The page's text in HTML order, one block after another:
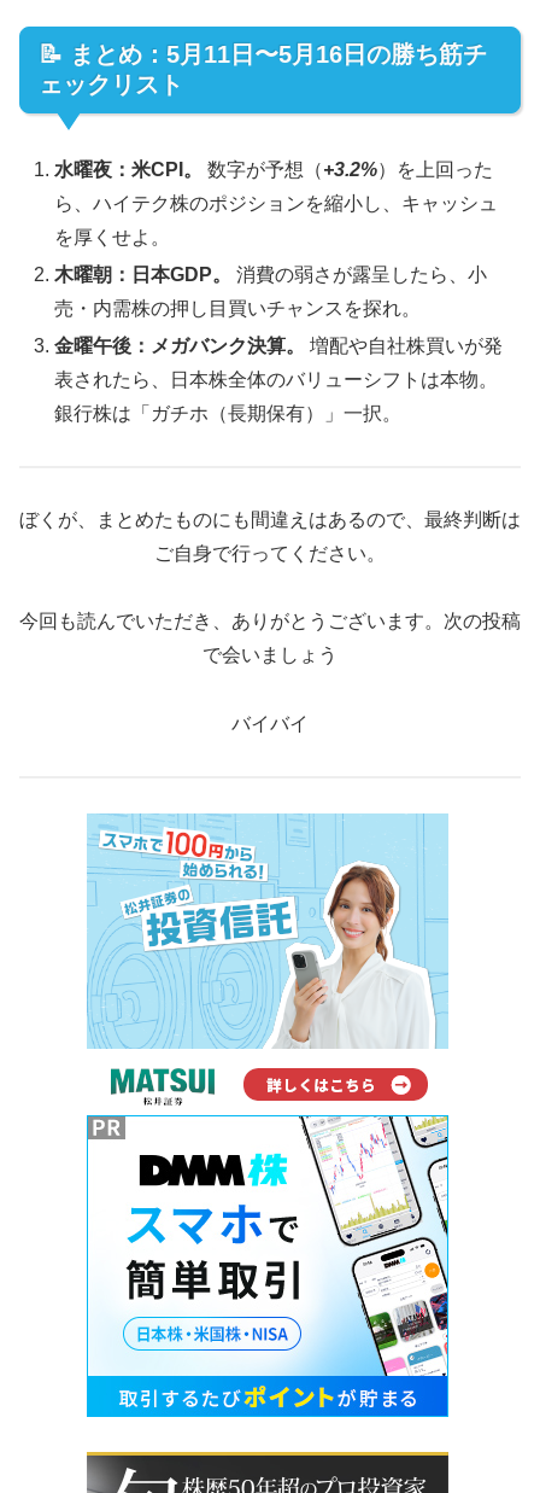
📝 まとめ：5月11日〜5月16日の勝ち筋チ
ェックリスト
水曜夜：米CPI。 数字が予想（+3.2%）を上回った
ら、ハイテク株のポジションを縮小し、キャッシュ
を厚くせよ。
木曜朝：日本GDP。
消費の弱さが露呈したら、小
売・内需株の押し目買いチャンスを探れ。
金曜午後：メガバンク決算。
増配や自社株買いが発
表されたら、日本株全体のバリューシフトは本物。
銀行株は「ガチホ（長期保有）」一択。
ぼくが、まとめたものにも間違えはあるので、最終判断は
ご自身で行ってください。
今回も読んでいただき、ありがとうございます。次の投稿
で会いましょう
バイバイ